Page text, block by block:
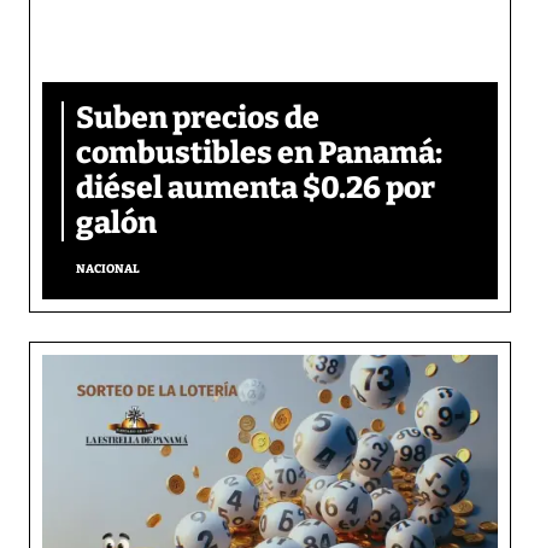
Suben precios de
combustibles en Panamá:
diésel aumenta $0.26 por
galón
NACIONAL